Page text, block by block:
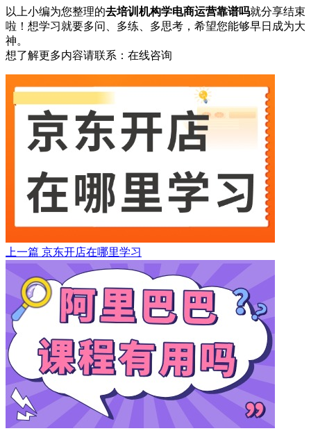
以上小编为您整理的去培训机构学电商运营靠谱吗就分享结束
啦！想学习就要多问、多练、多思考，希望您能够早日成为大
神。
想了解更多内容请联系： 在线咨询
上一篇 京东开店在哪里学习